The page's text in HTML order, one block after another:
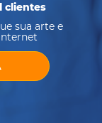
clientes
sua arte e